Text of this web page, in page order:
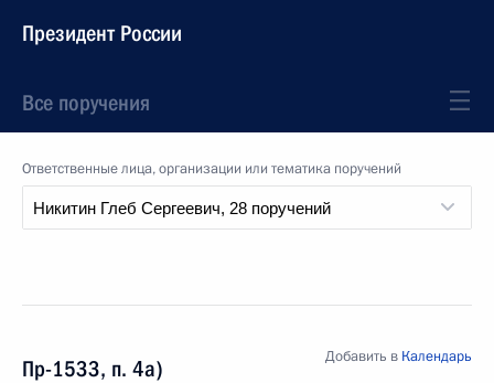
Президент России
Все поручения
Ответственные лица, организации или тематика поручений
Пр-1533, п. 4а)
Добавить в Календарь